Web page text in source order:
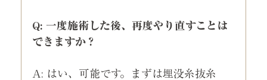
Q: 一度施術した後、再度やり直すことは
できますか？
A: はい、可能です。まずは埋没糸抜糸